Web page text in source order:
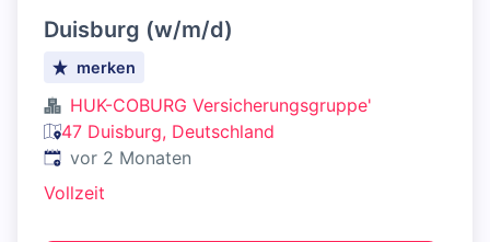
Duisburg (w/m/d)
merken
HUK-COBURG Versicherungsgruppe'
47 Duisburg, Deutschland
Veröffentlicht:
vor 2 Monaten
Vollzeit